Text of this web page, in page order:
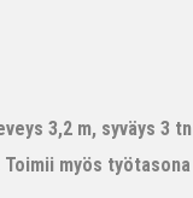
3,2 m, syväys 3
myös